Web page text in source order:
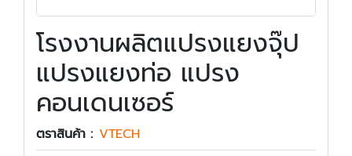
โรงงานผลิตแปรงแยงจุ๊ป
แปรงแยงท่อ แปรง
คอนเดนเซอร์
ตราสินค้า : VTECH